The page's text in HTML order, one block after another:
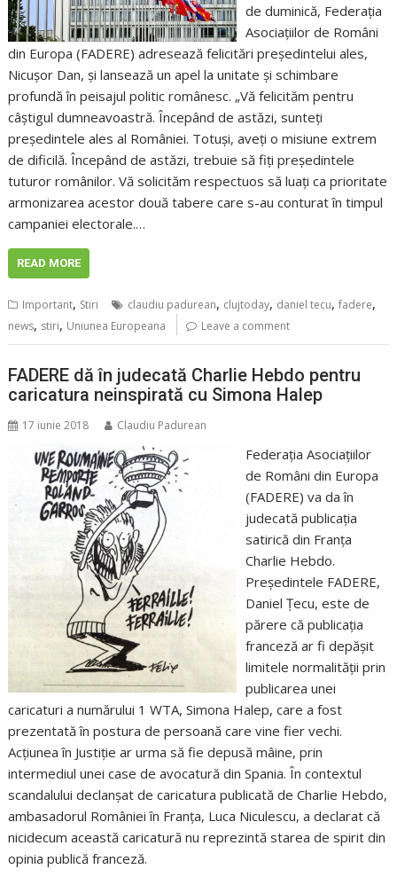
de duminică, Federația
Asociațiilor de Români
din Europa (FADERE) adresează felicitări președintelui ales,
Nicușor Dan, și lansează un apel la unitate și schimbare
profundă în peisajul politic românesc. „Vă felicităm pentru
câștigul dumneavoastră. Începând de astăzi, sunteți
președintele ales al României. Totuși, aveți o misiune extrem
de dificilă. Începând de astăzi, trebuie să fiți președintele
tuturor românilor. Vă solicităm respectuos să luați ca prioritate
armonizarea acestor două tabere care s-au conturat în timpul
campaniei electorale.…
READ MORE
Important, Stiri claudiu padurean, clujtoday, daniel tecu,fadere,
news, stiri, Uniunea Europeana Leave a comment
FADERE dă în judecată Charlie Hebdo pentru
caricatura neinspirată cu Simona Halep
17 iunie 2018 Claudiu Padurean
Federaţia Asociaţiilor
de Români din Europa
(FADERE) va da în
judecată publicaţia
satirică din Franţa
Charlie Hebdo.
Preşedintele FADERE,
Daniel Ţecu, este de
părere că publicaţia
franceză ar fi depăşit
limitele normalităţii prin
publicarea unei
caricaturi a numărului 1 WTA, Simona Halep, care a fost
prezentată în postura de persoană care vine fier vechi.
Acţiunea în Justiţie ar urma să fie depusă mâine, prin
intermediul unei case de avocatură din Spania. În contextul
scandalului declanşat de caricatura publicată de Charlie Hebdo,
ambasadorul României în Franţa, Luca Niculescu, a declarat că
nicidecum această caricatură nu reprezintă starea de spirit din
opinia publică franceză.